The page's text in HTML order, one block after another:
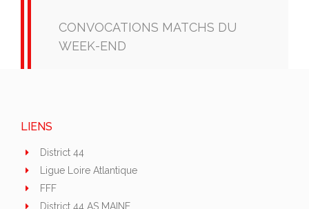
CONVOCATIONS MATCHS DU
WEEK-END
LIENS
District 44
Ligue Loire Atlantique
FFF
District 44 AS MAINE